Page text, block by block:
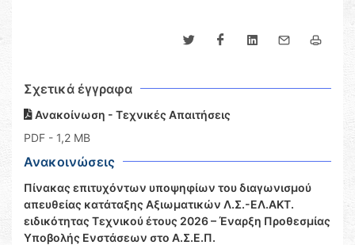
Σχετικά έγγραφα
Ανακοίνωση - Τεχνικές Απαιτήσεις
PDF - 1,2 MB
Ανακοινώσεις
Πίνακας επιτυχόντων υποψηφίων του διαγωνισμού
απευθείας κατάταξης Αξιωματικών Λ.Σ.-ΕΛ.ΑΚΤ.
ειδικότητας Τεχνικού έτους 2026 – Έναρξη Προθεσμίας
Υποβολής Ενστάσεων στο Α.Σ.Ε.Π.